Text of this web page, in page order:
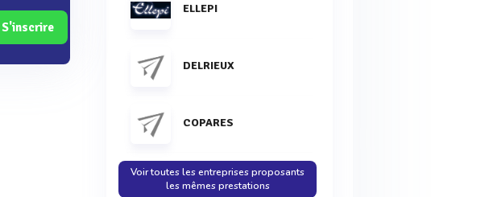
S'inscrire
ELLEPI
DELRIEUX
COPARES
Voir toutes les entreprises proposants
les mêmes prestations